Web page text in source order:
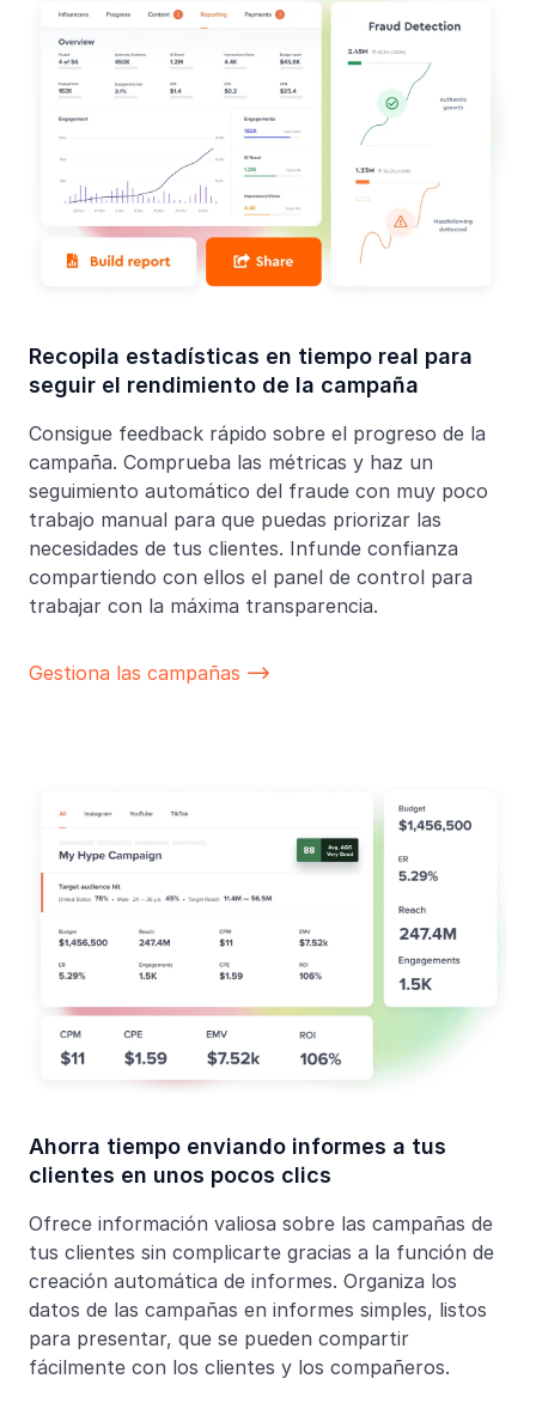
Recopila estadísticas en tiempo real para
seguir el rendimiento de la campaña
Consigue feedback rápido sobre el progreso de la
campaña. Comprueba las métricas y haz un
seguimiento automático del fraude con muy poco
trabajo manual para que puedas priorizar las
necesidades de tus clientes. Infunde confianza
compartiendo con ellos el panel de control para
trabajar con la máxima transparencia.
Gestiona las campañas 
Ahorra tiempo enviando informes a tus
clientes en unos pocos clics
Ofrece información valiosa sobre las campañas de
tus clientes sin complicarte gracias a la función de
creación automática de informes. Organiza los
datos de las campañas en informes simples, listos
para presentar, que se pueden compartir
fácilmente con los clientes y los compañeros.